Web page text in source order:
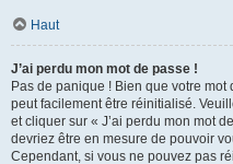
Haut
J’ai perdu mon mot de passe !
Pas de panique ! Bien que votre
peut facilement être réinitialisé.
et cliquer sur « J’ai perdu mon mot
devriez être en mesure de pouvoir
Cependant, si vous ne pouvez pas